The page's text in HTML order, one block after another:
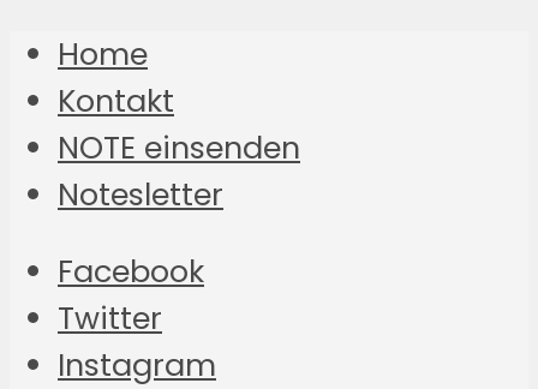
Home
Kontakt
NOTE einsenden
Notesletter
Facebook
Twitter
Instagram